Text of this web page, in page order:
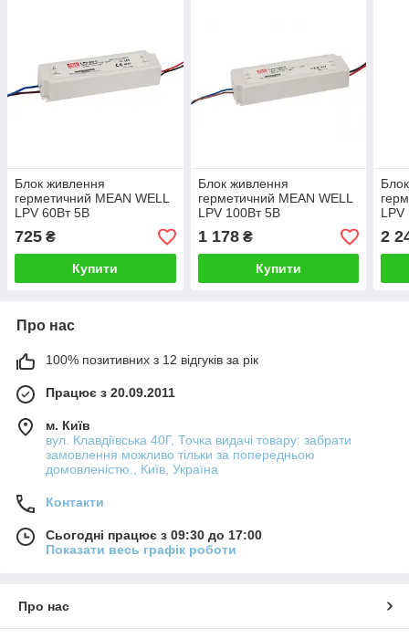
Блок живлення
герметичний MEAN WELL
LPV 60Вт 5В
725 ₴
Купити
Блок живлення
герметичний MEAN WELL
LPV 100Вт 5В
1 178₴
Купити
LPV
2
Про нас
100% позитивних з 12 відгуків за рік
Працює з 20.09.2011
м. Київ
вул. Клавдіївська 40Г, Точка видачі товару: забрати
замовлення можливо тільки за попередньою
домовленістю., Київ, Україна
Контакти
Сьогодні працює з 09:30 до 17:00
Показати весь графік роботи
Про нас